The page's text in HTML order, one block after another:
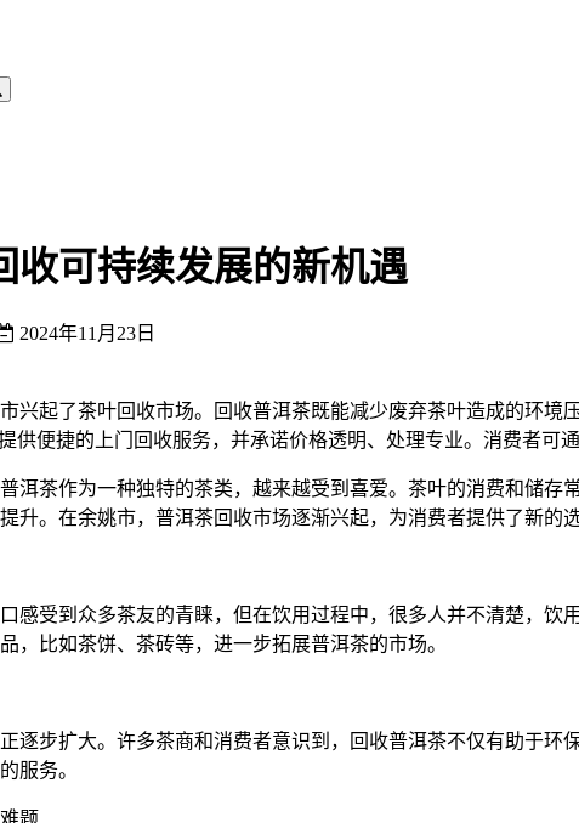
收可持续发展的新机遇
2024年11月23日
兴起了茶叶回收市场。回收普洱茶既能减少废弃茶叶造成的环
供便捷的上门回收服务，并承诺价格透明、处理专业。消费者可
洱茶作为一种独特的茶类，越来越受到喜爱。茶叶的消费和储
升。在余姚市，普洱茶回收市场逐渐兴起，为消费者提供了新的选
感受到众多茶友的青睐，但在饮用过程中，很多人并不清楚，
，比如茶饼、茶砖等，进一步拓展普洱茶的市场。
逐步扩大。许多茶商和消费者意识到，回收普洱茶不仅有助于
服务。
题